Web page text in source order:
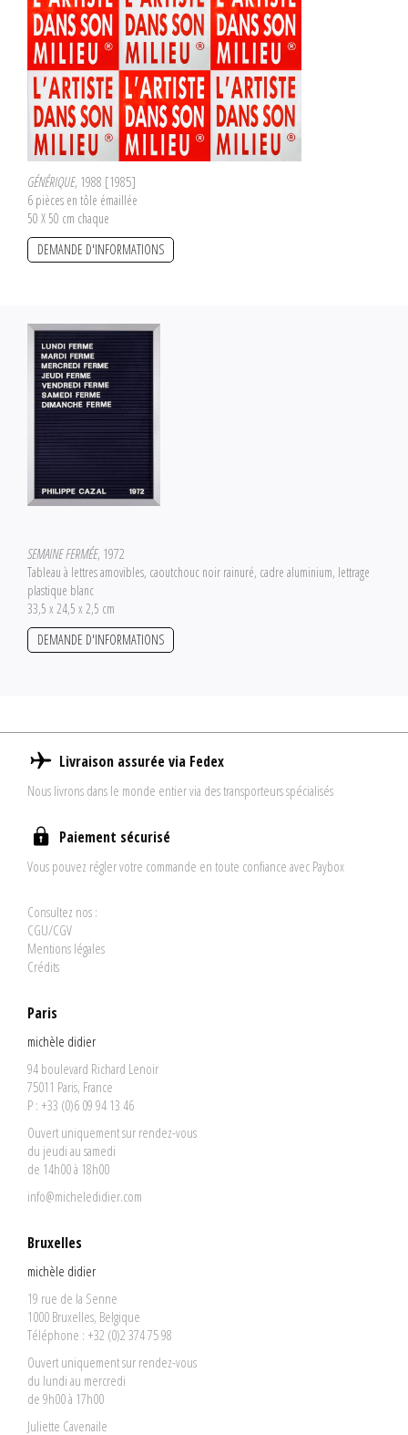
GÉNÉRIQUE, 1988 [1985]
6 pièces en tôle émaillée
50 X 50 cm chaque
DEMANDE D'INFORMATIONS
SEMAINE FERMÉE, 1972
Tableau à lettres amovibles, caoutchouc noir rainuré, cadre aluminium, lettrage
plastique blanc
33,5 x 24,5 x 2,5 cm
DEMANDE D'INFORMATIONS
Livraison assurée via Fedex
Nous livrons dans le monde entier via des transporteurs spécialisés
Paiement sécurisé
Vous pouvez régler votre commande en toute confiance avec Paybox
Consultez nos :
CGU/CGV
Mentions légales
Crédits
Paris
michèle didier
94 boulevard Richard Lenoir
75011 Paris, France
P : +33 (0)6 09 94 13 46
Ouvert uniquement sur rendez-vous
du jeudi au samedi
de 14h00 à 18h00
info@micheledidier.com
Bruxelles
michèle didier
19 rue de la Senne
1000 Bruxelles, Belgique
Téléphone : +32 (0)2 374 75 98
Ouvert uniquement sur rendez-vous
du lundi au mercredi
de 9h00 à 17h00
Juliette Cavenaile